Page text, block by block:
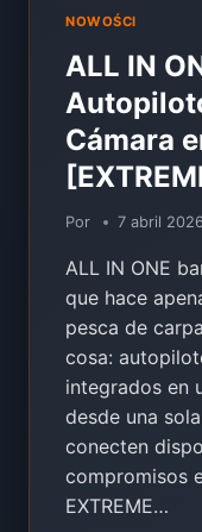
NOWOŚCI
ALL IN
Cámara
Por 7 abril 2026
ALL IN ONE
que hace
pesca de
cosa:
integrados en
desde una
conecten
compromisos
EXTREME…